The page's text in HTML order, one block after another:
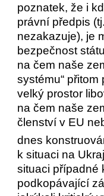
poznatek, že i
právní předpis
nezakazuje), je
bezpečnost
na čem naše
systému“
velký prostor
na čem naše
členství v EU
dnes
k situaci na
situaci případné
podkopávající